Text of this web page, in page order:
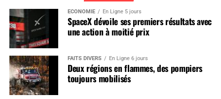
ÉCONOMIE En Ligne 5 jours
SpaceX dévoile ses premiers résultats avec
une action à moitié prix
FAITS DIVERS En Ligne 6 jours
Deux régions en flammes, des pompiers
toujours mobilisés